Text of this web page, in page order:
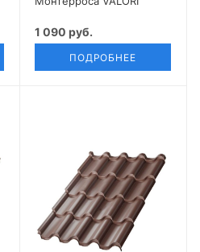
1 090 руб.
ПОДРОБНЕЕ